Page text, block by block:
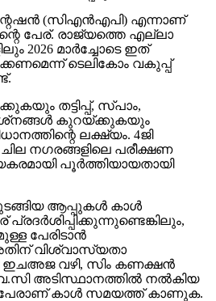
(സിഎന്‍എപി) എന്നാണ്
പേര്. രാജ്യത്തെ എല്ലാ
2026 മാര്‍ച്ചോടെ ഇത്
ടെലികോം വകുപ്പ്
തട്ടിപ്പ്, സ്പാം,
കുറയ്ക്കുകയും
ലക്ഷ്യം. 4ജി
ചില നഗരങ്ങളിലെ പരീക്ഷണ
പൂര്‍ത്തിയായതായി
ആപ്പുകള്‍ കാള്‍
പേരിടാന്‍
വിശ്വാസ്യതാ
ഇചഅജ വഴി, സിം കണക്ഷന്‍
അടിസ്ഥാനത്തില്‍ നല്‍കിയ
പേരാണ് കാള്‍ സമയത്ത് കാണുക.